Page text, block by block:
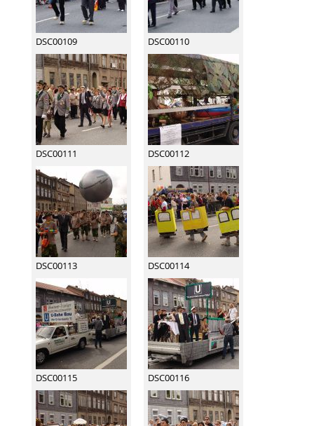
DSC00109 DSC00110
DSC00111 DSC00112
DSC00113 DSC00114
DSC00115 DSC00116